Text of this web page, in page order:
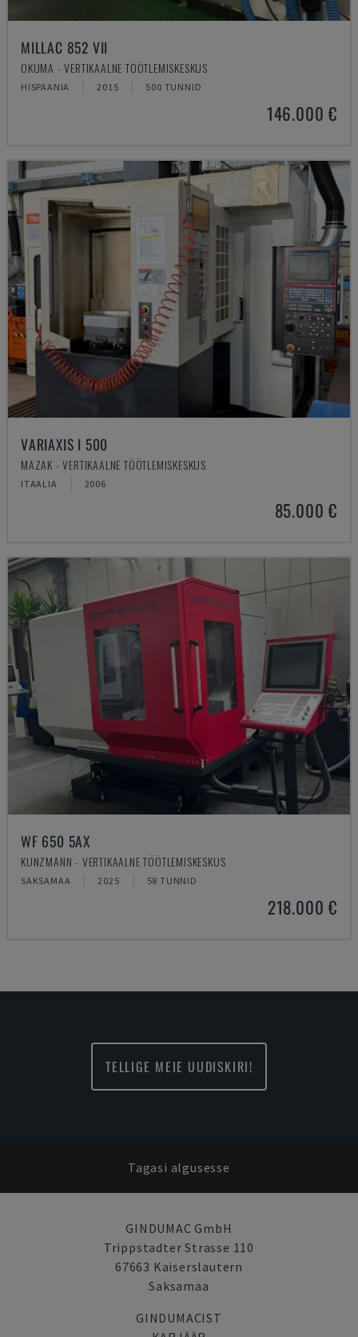
MILLAC 852 VII
OKUMA - VERTIKAALNE TÖÖTLEMISKESKUS
HISPAANIA 2015 500 TUNNID
146.000 €
VARIAXIS I 500
MAZAK - VERTIKAALNE TÖÖTLEMISKESKUS
ITAALIA 2006
85.000 €
WF 650 5AX
KUNZMANN - VERTIKAALNE TÖÖTLEMISKESKUS
SAKSAMAA 2025 58 TUNNID
218.000 €
TELLIGE MEIE UUDISKIRI!
Tagasi algusesse
GINDUMAC GmbH
Trippstadter Strasse 110
67663 Kaiserslautern
Saksamaa
GINDUMACIST